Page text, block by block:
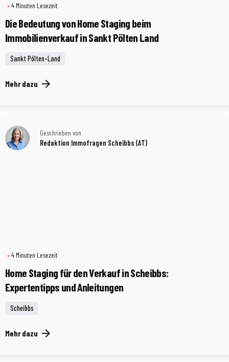
4 Minuten Lesezeit
Die Bedeutung von Home Staging beim
Immobilienverkauf in Sankt Pölten Land
Sankt Pölten-Land
Mehr dazu
Geschrieben von
Redaktion Immofragen Scheibbs (AT)
4 Minuten Lesezeit
Home Staging für den Verkauf in Scheibbs:
Expertentipps und Anleitungen
Scheibbs
Mehr dazu